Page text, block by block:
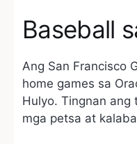
Baseball
Ang San Francisco
home games sa
Hulyo. Tingnan ang
mga petsa at